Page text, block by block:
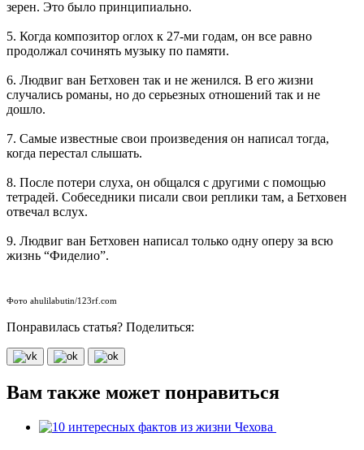
зерен. Это было принципиально.
5. Когда композитор оглох к 27-ми годам, он все равно
продолжал сочинять музыку по памяти.
6. Людвиг ван Бетховен так и не женился. В его жизни
случались романы, но до серьезных отношений так и не
дошло.
7. Самые известные свои произведения он написал тогда,
когда перестал слышать.
8. После потери слуха, он общался с другими с помощью
тетрадей. Собеседники писали свои реплики там, а Бетховен
отвечал вслух.
9. Людвиг ван Бетховен написал только одну оперу за всю
жизнь “Фиделио”.
Фото ahulilabutin/123rf.com
Понравилась статья? Поделиться:
Вам также может понравиться